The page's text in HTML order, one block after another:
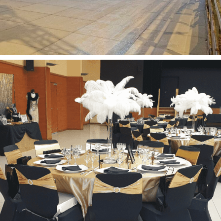
Ballons Chapiteaux Décoration Evénement entreprises
NOËL